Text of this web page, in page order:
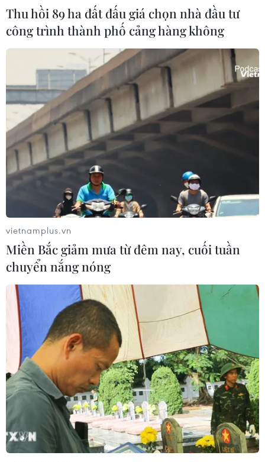
Hàng chục nghìn ngôi nhà
bị ngập trong mưa lũ
10/12/2016 04:49
Theo báo cáo của các tỉnh Bình Định, Quảng Ngãi, tính
đến hết ngày 8/12, mưa to lũ lớn đã làm 30 người chết,
mất tích, hàng chục nghìn ngôi nhà bị ngập.
Thu hồi 89 ha đất đấu giá chọn nhà đầu tư
công trình thành phố cảng hàng không
vietnamplus.vn
Miền Bắc giảm mưa từ đêm nay, cuối tuần
chuyển nắng nóng